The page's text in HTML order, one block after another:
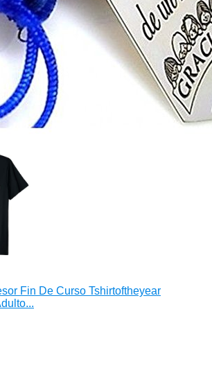
Fin De Curso Tshirtoftheyear